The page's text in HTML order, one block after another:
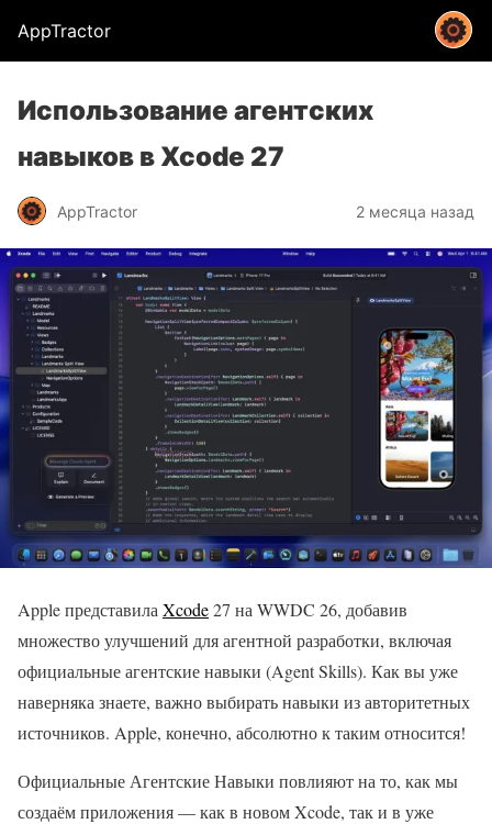
AppTractor
Использование агентских
навыков в Xcode 27
AppTractor 2 месяца назад
Apple представила Xcode27 на WWDC 26, добавив
множество улучшений для агентной разработки, включая
официальные агентские навыки (Agent Skills). Как вы уже
наверняка знаете, важно выбирать навыки из авторитетных
источников. Apple, конечно, абсолютно к таким относится!
Официальные Агентские Навыки повлияют на то, как мы
создаём приложения — как в новом Xcode, так и в уже